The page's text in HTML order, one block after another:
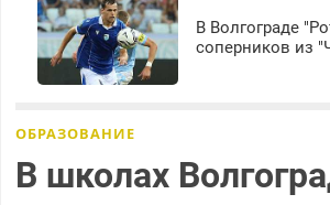
Набережная День Победы
80-летие Победы Парк
В Волгограде
соперников из
ОБРАЗОВАНИЕ
В школах